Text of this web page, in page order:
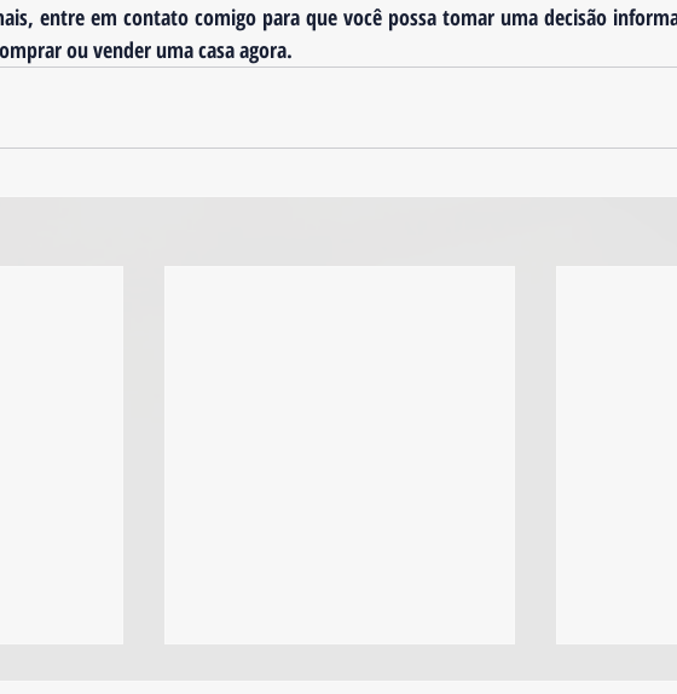
entre em contato comigo para que você possa tomar uma decisão
ou vender uma casa agora.